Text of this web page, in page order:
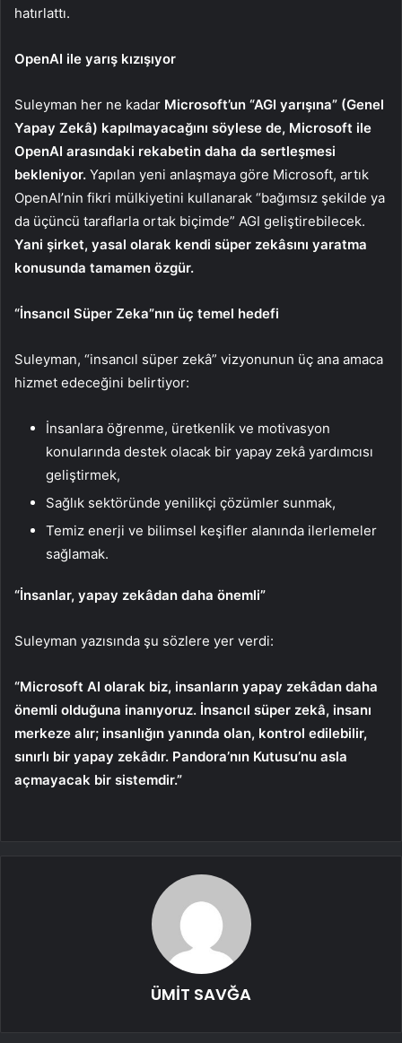
hatırlattı.
OpenAI ile yarış kızışıyor
Suleyman her ne kadar Microsoft’un “AGI yarışına” (Genel
Yapay Zekâ) kapılmayacağını söylese de, Microsoft ile
OpenAI arasındaki rekabetin daha da sertleşmesi
bekleniyor. Yapılan yeni anlaşmaya göre Microsoft, artık
OpenAI’nin fikri mülkiyetini kullanarak “bağımsız şekilde ya
da üçüncü taraflarla ortak biçimde” AGI geliştirebilecek.
Yani şirket, yasal olarak kendi süper zekâsını yaratma
konusunda tamamen özgür.
“İnsancıl Süper Zeka”nın üç temel hedefi
Suleyman, “insancıl süper zekâ” vizyonunun üç ana amaca
hizmet edeceğini belirtiyor:
İnsanlara öğrenme, üretkenlik ve motivasyon
konularında destek olacak bir yapay zekâ yardımcısı
geliştirmek,
Sağlık sektöründe yenilikçi çözümler sunmak,
Temiz enerji ve bilimsel keşifler alanında ilerlemeler
sağlamak.
“İnsanlar, yapay zekâdan daha önemli”
Suleyman yazısında şu sözlere yer verdi:
“Microsoft AI olarak biz, insanların yapay zekâdan daha
önemli olduğuna inanıyoruz. İnsancıl süper zekâ, insanı
merkeze alır; insanlığın yanında olan, kontrol edilebilir,
sınırlı bir yapay zekâdır. Pandora’nın Kutusu’nu asla
açmayacak bir sistemdir.”
ÜMİT SAVĞA